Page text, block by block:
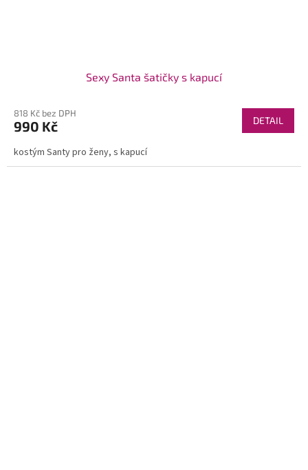
Sexy Santa šatičky s kapucí
818 Kč bez DPH
990 Kč DETAIL
kostým Santy pro ženy, s kapucí